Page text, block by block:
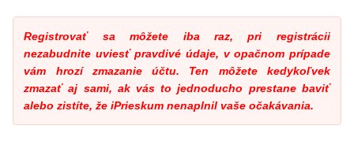
Registrovať sa môžete iba raz, pri registrácii
nezabudnite uviesť pravdivé údaje, v opačnom prípade
vám hrozí zmazanie účtu. Ten môžete kedykoľvek
zmazať aj sami, ak vás to jednoducho prestane baviť
alebo zistíte, že iPrieskum nenaplnil vaše očakávania.